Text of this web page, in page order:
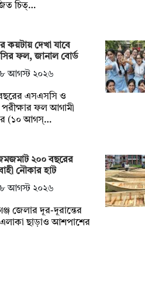
চিত্…
কয়টায় দেখা যাবে
ফল, জানাল বোর্ড
আগস্ট ২০২৬
এসএসসি ও
ফল আগামী
(১০ আগস্…
২০০ বছরের
নৌকার হাট
আগস্ট ২০২৬
জেলার দূর-দূরান্তের
এলাকা ছাড়াও আশপাশের